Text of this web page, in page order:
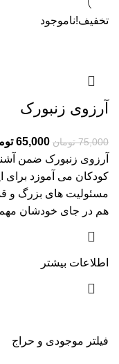
فیلتر موجودی و حراج
تخفیف!ناموجود
آرزوی زنبورک
75,000 تومان 65,000
آرزوی زنبورک ضمن
کودکان می آموزد برای
مسئولیت های بزرگ و
هم در جای خودشان مهم
اطلاعات بیشتر